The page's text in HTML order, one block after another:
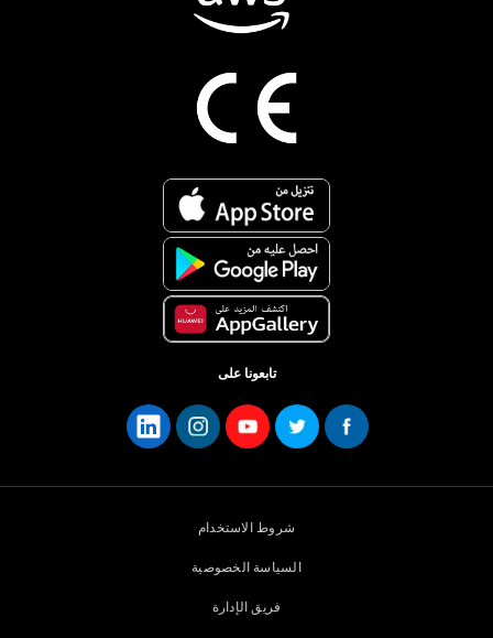
تابعونا على
شروط الاستخدام
السياسة الخصوصية
فريق الإدارة